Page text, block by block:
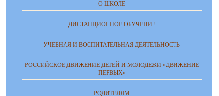
О ШКОЛЕ
ДИСТАНЦИОННОЕ ОБУЧЕНИЕ
УЧЕБНАЯ И ВОСПИТАТЕЛЬНАЯ ДЕЯТЕЛЬНОСТЬ
РОССИЙСКОЕ ДВИЖЕНИЕ ДЕТЕЙ И МОЛОДЕЖИ «ДВИЖЕНИЕ
ПЕРВЫХ»
РОДИТЕЛЯМ